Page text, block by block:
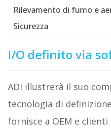
Rilevamento di fumo e
Sicurezza
I/O definito via
ADI illustrerà il suo
tecnologia di
fornisce a OEM e